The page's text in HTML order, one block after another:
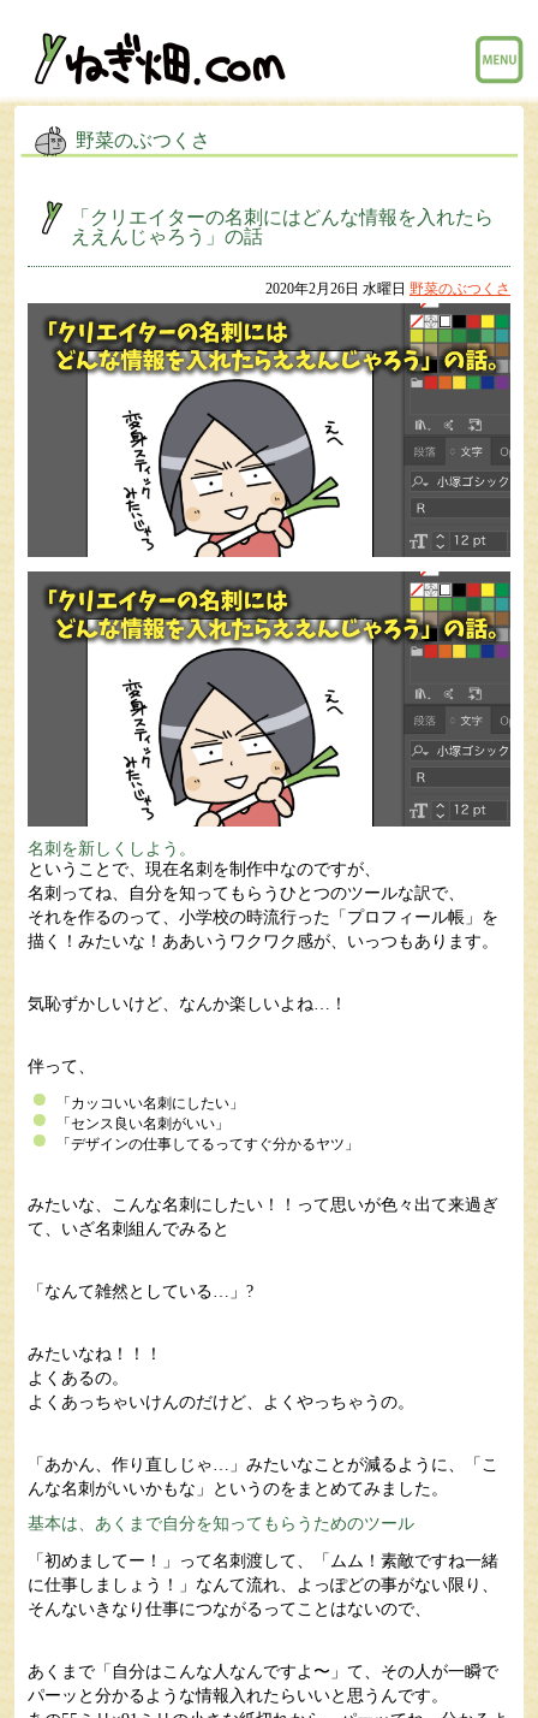
menu
野菜のぶつくさ
「クリエイターの名刺にはどんな情報を入れたら
ええんじゃろう」の話
2020年2月26日 水曜日 野菜のぶつくさ
名刺を新しくしよう。
ということで、現在名刺を制作中なのですが、
名刺ってね、自分を知ってもらうひとつのツールな訳で、
それを作るのって、小学校の時流行った「プロフィール帳」を
描く！みたいな！ああいうワクワク感が、いっつもあります。
気恥ずかしいけど、なんか楽しいよね…！
伴って、
「カッコいい名刺にしたい」
「センス良い名刺がいい」
「デザインの仕事してるってすぐ分かるヤツ」
みたいな、こんな名刺にしたい！！って思いが色々出て来過ぎ
て、いざ名刺組んでみると
「なんて雑然としている…」?
みたいなね！！！
よくあるの。
よくあっちゃいけんのだけど、よくやっちゃうの。
「あかん、作り直しじゃ…」みたいなことが減るように、「こ
んな名刺がいいかもな」というのをまとめてみました。
基本は、あくまで自分を知ってもらうためのツール
「初めましてー！」って名刺渡して、「ムム！素敵ですね一緒
に仕事しましょう！」なんて流れ、よっぽどの事がない限り、
そんないきなり仕事につながるってことはないので、
あくまで「自分はこんな人なんですよ〜」て、その人が一瞬で
パーッと分かるような情報入れたらいいと思うんです。